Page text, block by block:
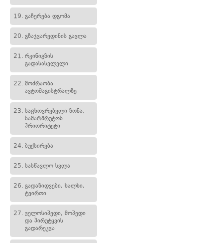
19. გაჩერება დგომა
20. გზაჯვარედინის გავლა
21. რკინიგზის
გადასასვლელი
22. მოძრაობა
ავტომაგისტრალზე
23. საცხოვრებელი ზონა,
სამარშრუტოს
პრიორიტეტი
24. ბუქსირება
25. სასწავლო სვლა
26. გადაზიდვები, ხალხი,
ტვირთი
27. ველოსიპედი, მოპედი
და პირუტყვის
გადარეკვა